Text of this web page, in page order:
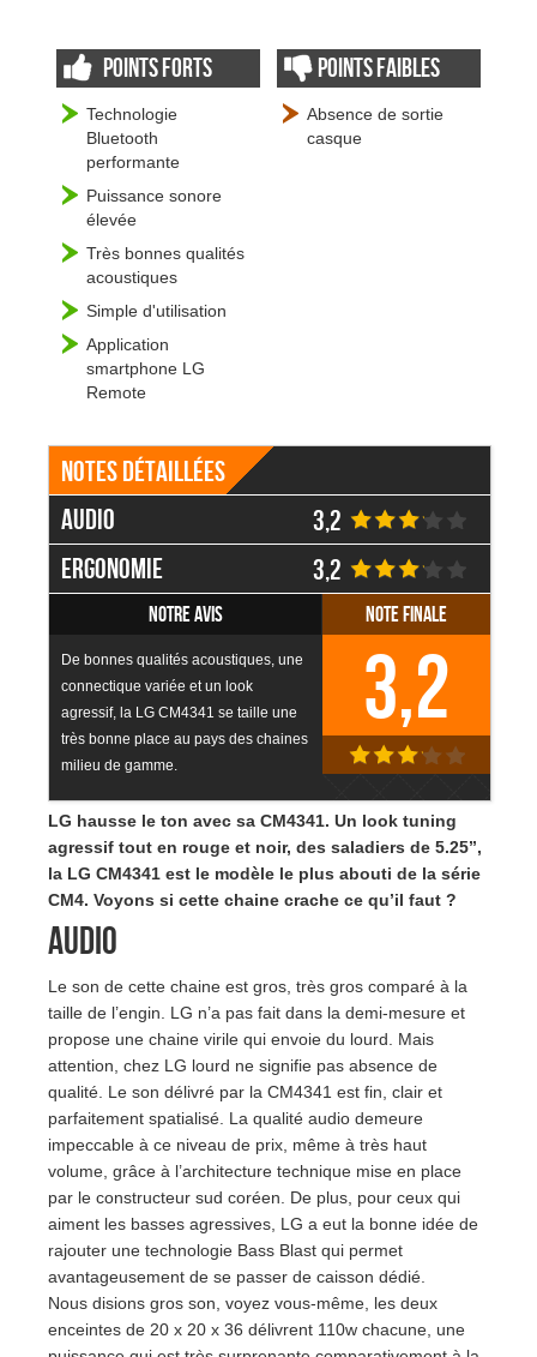
Points forts
Technologie
Bluetooth
performante
Puissance sonore
élevée
Très bonnes qualités
acoustiques
Simple d'utilisation
Application
smartphone LG
Remote
Points faibles
Absence de sortie
casque
Notes détaillées
Audio
3,2
Ergonomie
3,2
Notre avis
De bonnes qualités acoustiques, une
connectique variée et un look
agressif, la LG CM4341 se taille une
très bonne place au pays des chaines
milieu de gamme.
Note finale
3,2
LG hausse le ton avec sa CM4341. Un look tuning
agressif tout en rouge et noir, des saladiers de 5.25’’,
la LG CM4341 est le modèle le plus abouti de la série
CM4. Voyons si cette chaine crache ce qu’il faut ?
Audio
Le son de cette chaine est gros, très gros comparé à la
taille de l’engin. LG n’a pas fait dans la demi-mesure et
propose une chaine virile qui envoie du lourd. Mais
attention, chez LG lourd ne signifie pas absence de
qualité. Le son délivré par la CM4341 est fin, clair et
parfaitement spatialisé. La qualité audio demeure
impeccable à ce niveau de prix, même à très haut
volume, grâce à l’architecture technique mise en place
par le constructeur sud coréen. De plus, pour ceux qui
aiment les basses agressives, LG a eut la bonne idée de
rajouter une technologie Bass Blast qui permet
avantageusement de se passer de caisson dédié.
Nous disions gros son, voyez vous-même, les deux
enceintes de 20 x 20 x 36 délivrent 110w chacune, une